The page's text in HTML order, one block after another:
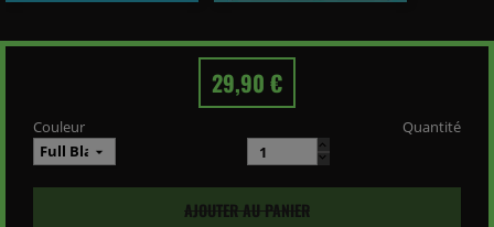
29,90 €
Couleur Quantité
AJOUTER AU PANIER